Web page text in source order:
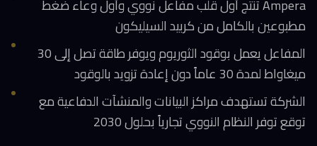
Ampera تنتج أول قلب مفاعل نووي وأول وعاء ضغط
مطبوعين بالكامل من كربيد السيليكون
المفاعل يعمل بوقود الثوريوم ويوفر طاقة تصل إلى 30
ميغاواط لمدة 30 عاماً دون إعادة تزويد بالوقود
الشركة تستهدف مراكز البيانات والمنشآت الدفاعية مع
توقع توفر النظام النووي تجارياً بحلول 2030